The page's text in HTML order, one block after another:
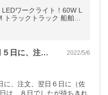
ワークライト！60W L
トラックトラック 船舶 O
ぐ 防水 路肩灯 投光器 2
お世話になりました、５月５日に、注文、… 2022/5/6
に、注文、翌日６日に（佐
は、８日でしたが待ちきれ